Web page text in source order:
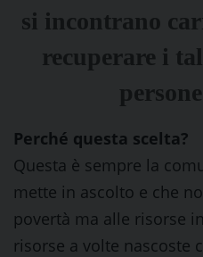
si incontrano
recuperare i
Perché questa scelta?
Questa è sempre la
mette in ascolto e che
povertà ma alle risorse
risorse a volte nascoste